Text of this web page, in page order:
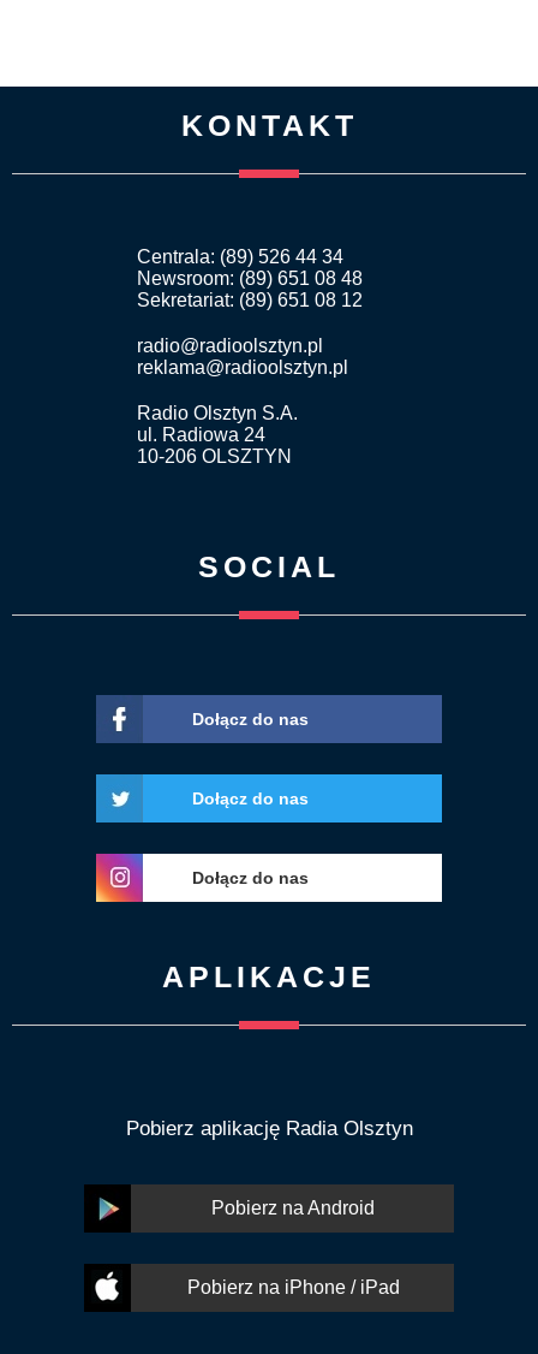
KONTAKT
Centrala: (89) 526 44 34
Newsroom: (89) 651 08 48
Sekretariat: (89) 651 08 12
radio@radioolsztyn.pl
reklama@radioolsztyn.pl
Radio Olsztyn S.A.
ul. Radiowa 24
10-206 OLSZTYN
SOCIAL
Dołącz do nas
Dołącz do nas
Dołącz do nas
APLIKACJE
Pobierz aplikację Radia Olsztyn
Pobierz na Android
Pobierz na iPhone / iPad